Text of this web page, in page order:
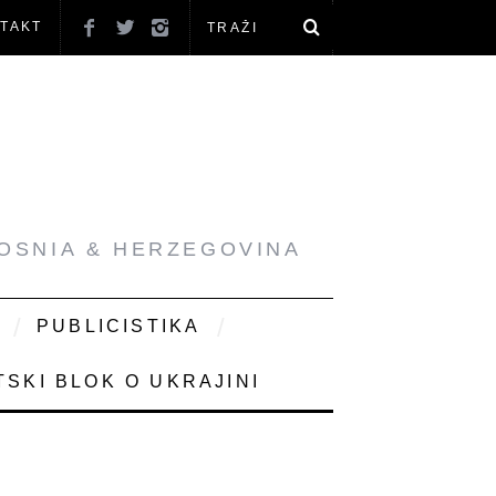
& HERZEGOVINA
PUBLICISTIKA
BLOK O UKRAJINI